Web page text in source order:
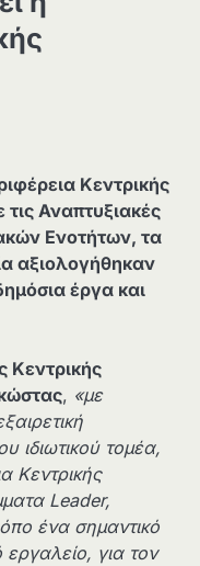
Κεντρικής
Αναπτυξιακές
Ενοτήτων, τα
αξιολογήθηκαν
έργα και
Κεντρικής
, «με
ιδιωτικού τομέα,
Κεντρικής
Leader,
ένα σημαντικό
εργαλείο, για τον